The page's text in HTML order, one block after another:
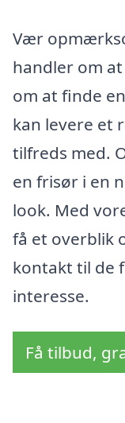
Vær
handler om
om at finde
kan levere et
tilfreds med.
en frisør i en
look. Med
få et overblik
kontakt til de
interesse.
Få tilbud,